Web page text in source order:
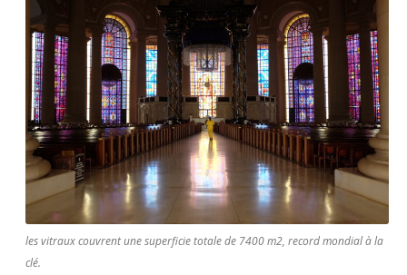
les vitraux couvrent une superficie totale de 7400 m2, record mondial à la
clé.